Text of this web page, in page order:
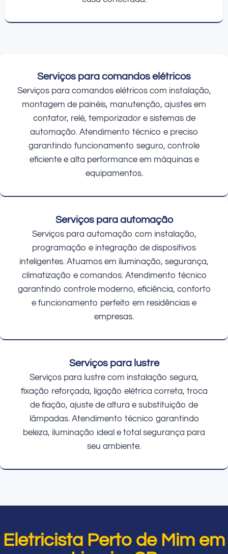
Serviços para comandos elétricos
Serviços para comandos elétricos com instalação,
montagem de painéis, manutenção, ajustes em
contator, relé, temporizador e sistemas de
automação. Atendimento técnico e preciso
garantindo funcionamento seguro, controle
eficiente e alta performance em máquinas e
equipamentos.
Serviços para automação
Serviços para automação com instalação,
programação e integração de dispositivos
inteligentes. Atuamos em iluminação, segurança,
climatização e comandos. Atendimento técnico
garantindo controle moderno, eficiência, conforto
e funcionamento perfeito em residências e
empresas.
Serviços para lustre
Serviços para lustre com instalação segura,
fixação reforçada, ligação elétrica correta, troca
de fiação, ajuste de altura e substituição de
lâmpadas. Atendimento técnico garantindo
beleza, iluminação ideal e total segurança para
seu ambiente.
Eletricista Perto de Mim em